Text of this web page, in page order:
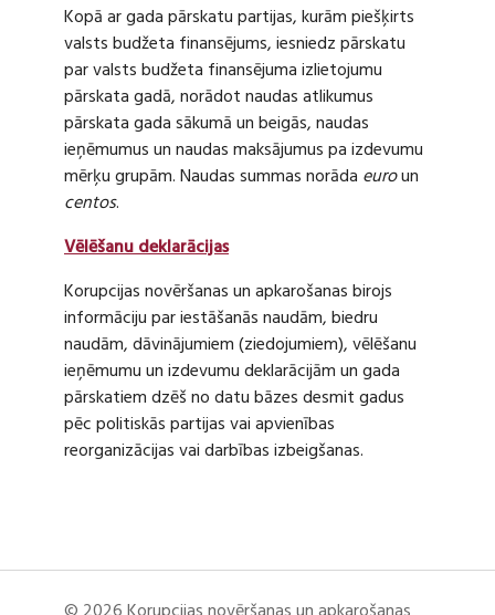
Kopā ar gada pārskatu partijas, kurām piešķirts
valsts budžeta finansējums, iesniedz pārskatu
par valsts budžeta finansējuma izlietojumu
pārskata gadā, norādot naudas atlikumus
pārskata gada sākumā un beigās, naudas
ieņēmumus un naudas maksājumus pa izdevumu
mērķu grupām. Naudas summas norāda euroun
centos.
Vēlēšanu deklarācijas
Korupcijas novēršanas un apkarošanas birojs
informāciju par iestāšanās naudām, biedru
naudām, dāvinājumiem (ziedojumiem), vēlēšanu
ieņēmumu un izdevumu deklarācijām un gada
pārskatiem dzēš no datu bāzes desmit gadus
pēc politiskās partijas vai apvienības
reorganizācijas vai darbības izbeigšanas.